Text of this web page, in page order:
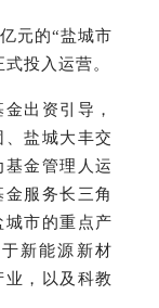
元的“盐城市
投入运营。
出资引导，
盐城大丰交
金管理人运
服务长三角
市的重点产
新能源新材
，以及科教